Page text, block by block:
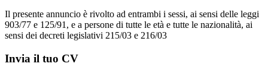
Il presente annuncio è rivolto ad entrambi i sessi, ai sensi delle leggi
903/77 e 125/91, e a persone di tutte le età e tutte le nazionalità, ai
sensi dei decreti legislativi 215/03 e 216/03
Invia il tuo CV